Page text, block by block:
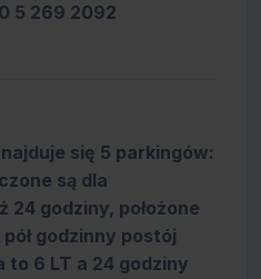
5 269 2092
się 5 parkingów:
są dla
godziny, położone
godzinny postój
to 6 LT a 24 godziny